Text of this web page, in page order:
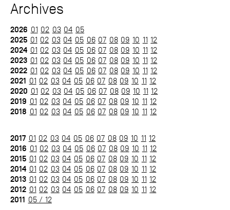
Archives
2026 01 02 03 04 05
2025 01 02 03 04 05 06 07 08 09 10 11 12
2024 01 02 03 04 05 06 07 08 09 10 11 12
2023 01 02 03 04 05 06 07 08 09 10 11 12
2022 01 02 03 04 05 06 07 08 09 10 11 12
2021 01 02 03 04 05 06 07 08 09 10 11 12
2020 01 02 03 04 05 06 07 08 09 10 11 12
2019 01 02 03 04 05 06 07 08 09 10 11 12
2018 01 02 03 04 05 06 07 08 09 10 11 12
2017 01 02 03 04 05 06 07 08 09 10 11 12
2016 01 02 03 04 05 06 07 08 09 10 11 12
2015 01 02 03 04 05 06 07 08 09 10 11 12
2014 01 02 03 04 05 06 07 08 09 10 11 12
2013 01 02 03 04 05 06 07 08 09 10 11 12
2012 01 02 03 04 05 06 07 08 09 10 11 12
2011 05 / 12